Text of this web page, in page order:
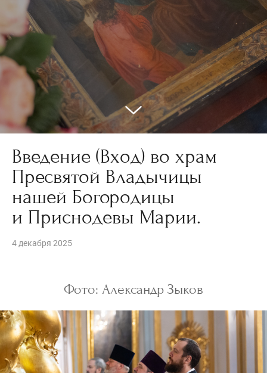
Введение (Вход) во храм
Пресвятой Владычицы
нашей Богородицы
и Приснодевы Марии.
4 декабря 2025
Фото: Александр Зыков